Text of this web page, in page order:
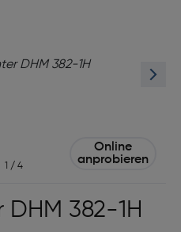
1 / 4
Online
anprobieren
382-1H